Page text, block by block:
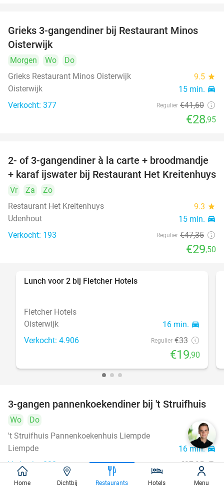
30%
Grieks 3-gangendiner bij Restaurant Minos
Oisterwijk
Morgen Wo
Do
Grieks Restaurant Minos Oisterwijk
9.5 star
Oisterwijk 15 min. directions_car
Verkocht: 377 Regulier €41,60
€28,95
38%
2- of 3-gangendiner à la carte + broodmandje
+ karaf ijswater bij Restaurant Het Kreitenhuys
Vr Za
Zo
Restaurant Het Kreitenhuys
9.3 star
Udenhout 15 min. directions_car
Verkocht: 193 Regulier €47,35
€29,50
Lunch voor 2 bij Fletcher Hotels
Fletcher Hotels
Oisterwijk
16 min. directions_car
Verkocht: 4.906 Regulier €33
€19,90
43%
3-gangen pannenkoekendiner bij 't Struifhuis
Wo
Do
't Struifhuis Pannenkoekenhuis Liempde
9.4star
Liempde 16 min.directions_car
Verkocht: 820 €27,95
€15,95
Home Dichtbij Restaurants Hotels Menu